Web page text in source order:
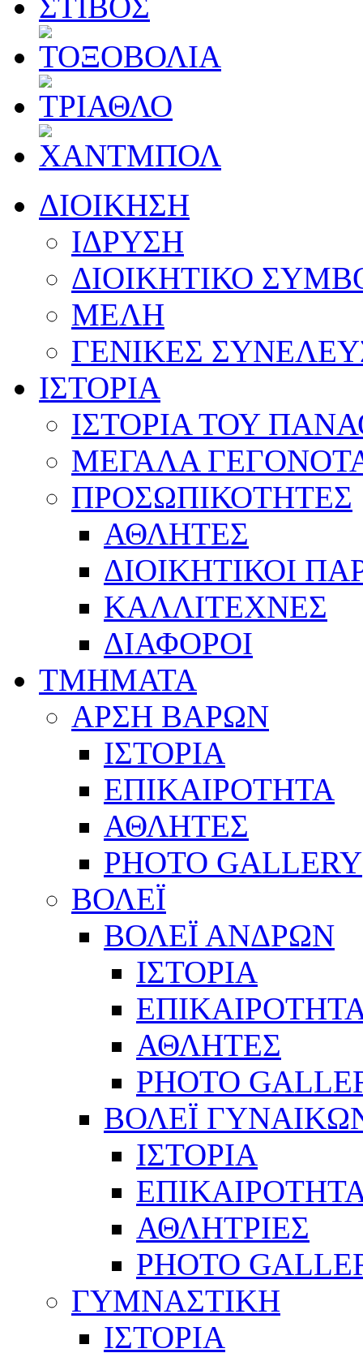
ΔΙΟΙΚΗΣΗ
ΙΔΡΥΣΗ
ΔΙΟΙΚΗΤΙΚΟ
ΜΕΛΗ
ΓΕΝΙΚΕΣ
ΙΣΤΟΡΙΑ
ΙΣΤΟΡΙΑ ΤΟΥ
ΜΕΓΑΛΑ
ΠΡΟΣΩΠΙΚΟΤΗΤΕΣ
ΑΘΛΗΤΕΣ
ΔΙΟΙΚΗΤΙΚΟΙ
ΚΑΛΛΙΤΕΧΝΕΣ
ΔΙΑΦΟΡΟΙ
ΤΜΗΜΑΤΑ
ΑΡΣΗ ΒΑΡΩΝ
ΙΣΤΟΡΙΑ
ΕΠΙΚΑΙΡΟΤΗΤΑ
ΑΘΛΗΤΕΣ
PHOTO GALLERY
ΒΟΛΕΪ
ΒΟΛΕΪ ΑΝΔΡΩΝ
ΙΣΤΟΡΙΑ
ΑΘΛΗΤΕΣ
PHOTO
ΒΟΛΕΪ
ΙΣΤΟΡΙΑ
ΑΘΛΗΤΡΙΕΣ
PHOTO
ΓΥΜΝΑΣΤΙΚΗ
ΙΣΤΟΡΙΑ